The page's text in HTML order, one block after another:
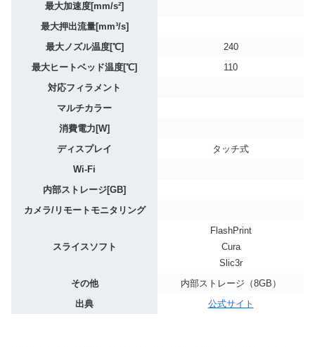
最大加速度[mm/s²]
最大押出流量[mm³/s]
最大ノズル温度[℃]
240
最大ヒートベッド温度[℃]
110
対応フィラメント
マルチカラー
消費電力[W]
ディスプレイ
タッチ式
Wi-Fi
内部ストレージ[GB]
カメラ/リモートモニタリング
スライスソフト
FlashPrint
Cura
Slic3r
その他
内部ストレージ（8GB）
出典
公式サイト